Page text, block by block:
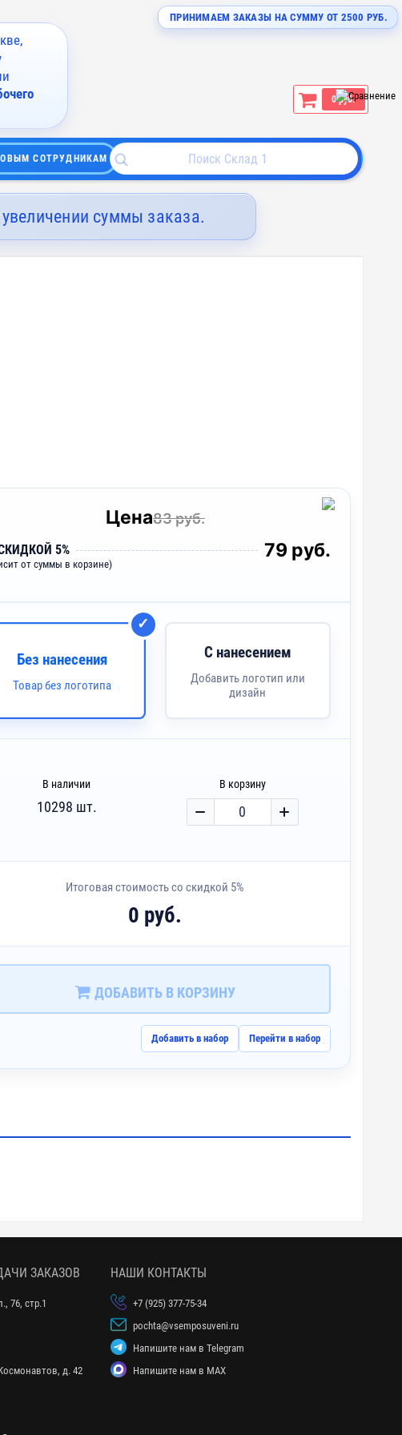
ПРИНИМАЕМ ЗАКАЗЫ НА СУММУ ОТ 2500 РУБ.
0 руб.
СОТРУДНИКАМ
суммы заказа.
Цена83 руб.
5%
от суммы в корзине)
79 руб.
Без нанесения
Товар без логотипа
С нанесением
Добавить логотип или
дизайн
В наличии В корзину
10298 шт.
Итоговая стоимость со скидкой 5%
0 руб.
ДОБАВИТЬ В КОРЗИНУ
Добавить в набор Перейти в набор
ЗАКАЗОВ
76, стр.1
д. 42
НАШИ КОНТАКТЫ
+7 (925) 377-75-34
pochta@vsemposuveni.ru
Напишите нам в Telegram
Напишите нам в MAX